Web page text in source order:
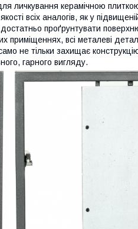
личкування керамічною
всіх аналогів, як у підвищеній
проґрунтувати
приміщеннях, всі металеві
не тільки захищає
гарного вигляду.